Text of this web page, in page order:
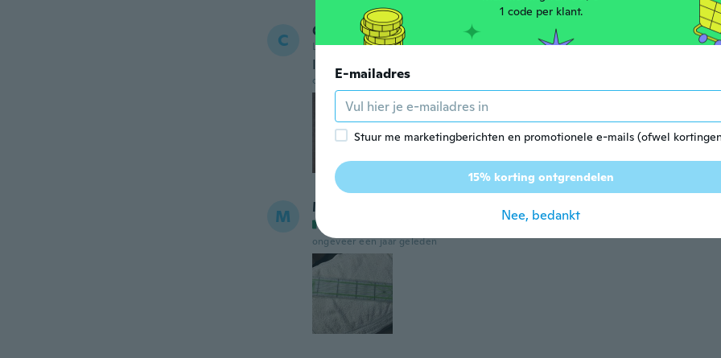
C Carole
Lid geworden van 2022 · 564 beoordelingen · 479 uploads
I love it
ongeveer een jaar geleden
M Maria
beoordelingen · 135 uploads
ongeveer een jaar geleden
1 code per klant.
E-mailadres
Stuur me marketingberichten en promotionele e-mails (ofwel
15% korting ontgrendelen
Nee, bedankt